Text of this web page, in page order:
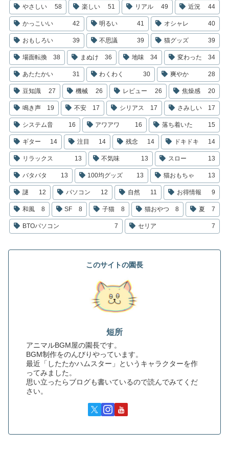
やさしい 58 楽しい 51 リアル 49 近況 44
かっこいい 42 明るい 41 オシャレ 40
おもしろい 39 不思議 39 猫グッズ 39
場面転換 38 まぬけ 36 地味 34 変わった 34
あたたかい 31 わくわく 30 爽やか 28
豆知識 27 機械 26 レビュー 26 焦燥感 20
鳴き声 19 不安 17 シリアス 17 さみしい 17
システム音 16 アワアワ 16 落ち着いた 15
ギター 14 注目 14 残念 14 ドキドキ 14
リラックス 13 不気味 13 スロー 13
バタバタ 13 100均グッズ 13 猫おもちゃ 13
謎 12 パソコン 12 自然 11 お得情報 9
和風 8 SF 8 子猫 8 猫おやつ 8 夏 7
BTOパソコン 7 セリア 7
このサイトの園長
短所
アニマルBGM屋の園長です。
BGM制作をのんびりやっています。
最近「したたかハムスター」というキャラクターを作
ってみました。
思い立ったらブログも書いているので読んでみてくだ
さい。